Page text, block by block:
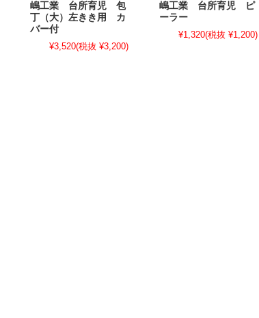
嶋工業 台所育児 包
丁（大）左きき用 カ
バー付
¥3,520(税抜 ¥3,200)
嶋工業 台所育児 ピ
ーラー
¥1,320(税抜 ¥1,200)